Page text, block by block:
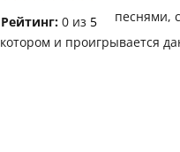
Рейтинг: 0из 5
песнями,
котором и проигрывается